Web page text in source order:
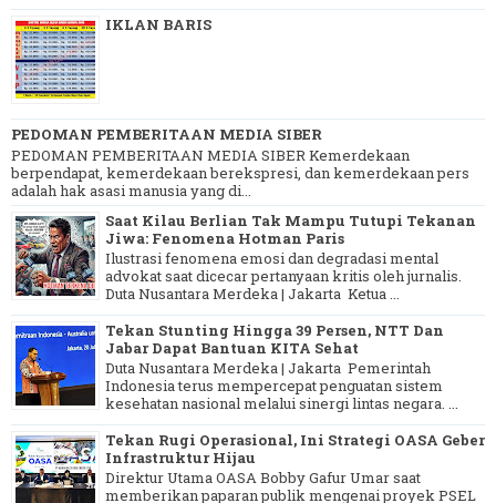
IKLAN BARIS
PEDOMAN PEMBERITAAN MEDIA SIBER
PEDOMAN PEMBERITAAN MEDIA SIBER Kemerdekaan
berpendapat, kemerdekaan berekspresi, dan kemerdekaan pers
adalah hak asasi manusia yang di...
Saat Kilau Berlian Tak Mampu Tutupi Tekanan
Jiwa: Fenomena Hotman Paris
Ilustrasi fenomena emosi dan degradasi mental
advokat saat dicecar pertanyaan kritis oleh jurnalis.
Duta Nusantara Merdeka | Jakarta Ketua ...
Tekan Stunting Hingga 39 Persen, NTT Dan
Jabar Dapat Bantuan KITA Sehat
Duta Nusantara Merdeka | Jakarta Pemerintah
Indonesia terus mempercepat penguatan sistem
kesehatan nasional melalui sinergi lintas negara. ...
Tekan Rugi Operasional, Ini Strategi OASA Geber
Infrastruktur Hijau
Direktur Utama OASA Bobby Gafur Umar saat
memberikan paparan publik mengenai proyek PSEL